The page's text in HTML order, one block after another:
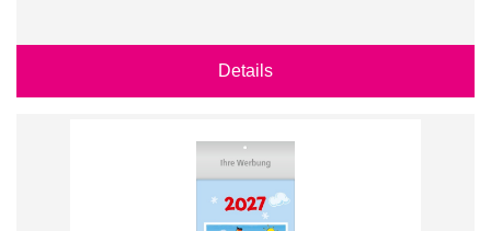
Details